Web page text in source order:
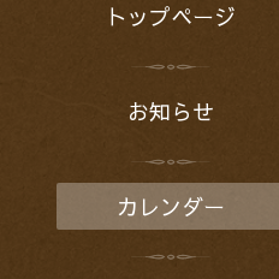
トップページ
お知らせ
カレンダー